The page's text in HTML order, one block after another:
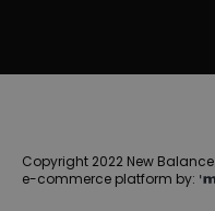
Copyright 2022 New Balance
e-commerce platform by: